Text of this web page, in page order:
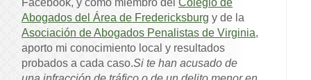
Abogados del Área de Fredericksburg y de la
Asociación de Abogados Penalistas de Virginia,
aporto mi conocimiento local y resultados
probados a cada caso.Si te han acusado de